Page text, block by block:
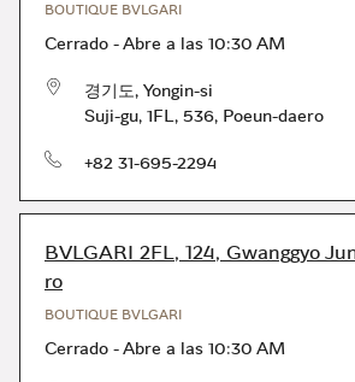
BOUTIQUE BVLGARI
Cerrado -Abre a las 10:30 AM
경기도, Yongin-si
Suji-gu, 1FL, 536, Poeun-daero
Teléfono+82 31-695-2294
BVLGARI 2FL, 124, Gwanggyo
ro
BOUTIQUE BVLGARI
Cerrado -Abre a las 10:30 AM